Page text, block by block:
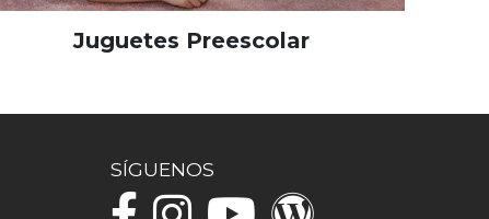
Juguetes Preescolar
SÍGUENOS